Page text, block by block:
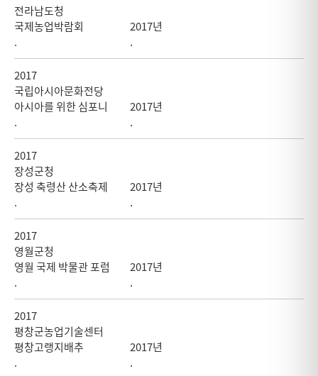
전라남도청
국제농업박람회
2017년
.
.
2017
국립아시아문화전당
아시아를 위한 심포니
2017년
.
.
2017
장성군청
장성 축령산 산소축제
2017년
.
.
2017
영월군청
영월 국제 박물관 포럼
2017년
.
.
2017
평창군농업기술센터
평창고랭지배추
2017년
.
.